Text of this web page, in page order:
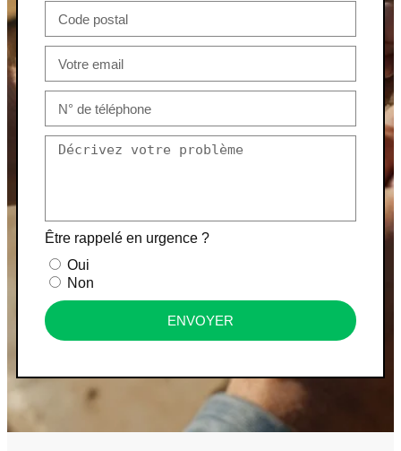
Être rappelé en urgence ?
Oui
Non
ENVOYER